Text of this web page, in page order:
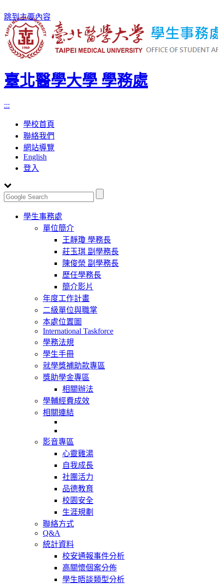
跳到主要內容
臺北醫學大學 學務處
:::
學校首頁
聯絡我們
網站導覽
English
登入
Toggle
navigation
學生事務處
單位簡介
王靜瓊 學務長
莊玉琪 副學務長
陳俊榮 副學務長
歷任學務長
簡介影片
年度工作計畫
二級單位與職掌
本處位置圖
International Taskforce
學務法規
學生手冊
就學獎補助款專區
獎助學金專區
相關辦法
學輔經費成效
相關連結
影音專區
心靈雞湯
自我成長
社團活力
品德教育
校園安全
生涯規劃
聯絡方式
Q&A
統計資料
校安通報事件分析
高關懷個案分佈
學生晤談類型分析